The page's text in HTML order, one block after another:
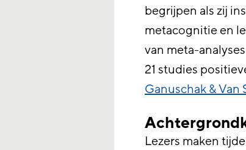
begrijpen als zij
metacognitie en
van meta-
21 studies
Ganuschak & Van
Lezers maken